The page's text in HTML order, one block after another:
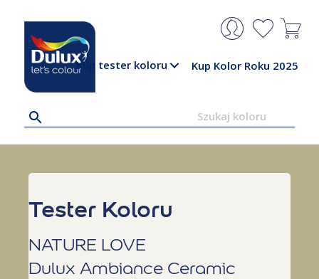
Kup tester koloru Kup Kolor Roku 2025
Tester Koloru
NATURE LOVE
Dulux Ambiance Ceramic